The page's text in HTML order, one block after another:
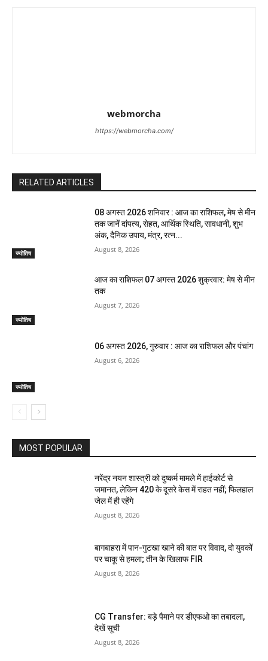
webmorcha
https://webmorcha.com/
RELATED ARTICLES
ज्योतिष
08 अगस्त 2026 शनिवार : आज का राशिफल, मेष से मीन
तक जानें दांपत्य, सेहत, आर्थिक स्थिति, सावधानी, शुभ
अंक, दैनिक उपाय, मंत्र, रत्न...
August 8, 2026
ज्योतिष
आज का राशिफल 07 अगस्त 2026 शुक्रवार: मेष से मीन
तक
August 7, 2026
ज्योतिष
06 अगस्त 2026, गुरुवार : आज का राशिफल और पंचांग
August 6, 2026
MOST POPULAR
नरेंद्र नयन शास्त्री को दुष्कर्म मामले में हाईकोर्ट से
जमानत, लेकिन 420 के दूसरे केस में राहत नहीं; फिलहाल
जेल में ही रहेंगे
August 8, 2026
बागबाहरा में पान-गुटखा खाने की बात पर विवाद, दो युवकों
पर चाकू से हमला; तीन के खिलाफ FIR
August 8, 2026
CG Transfer: बड़े पैमाने पर डीएफओ का तबादला,
देखें सूची
August 8, 2026